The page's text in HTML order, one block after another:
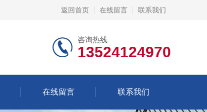
返回首页 在线留言 联系我们
咨询热线
13524124970
在线留言 联系我们